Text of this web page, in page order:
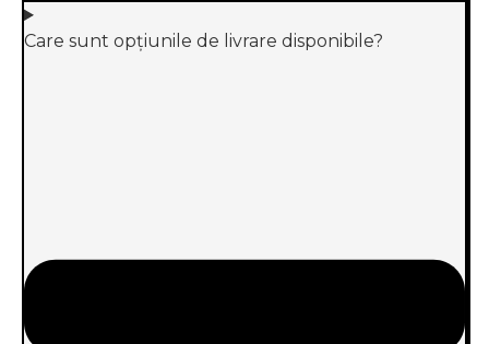
Care sunt opțiunile de livrare disponibile?